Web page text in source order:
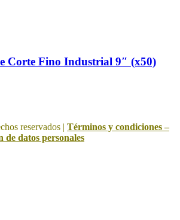
Corte Fino Industrial 9″ (x50)
reservados | Términos y condiciones –
de datos personales